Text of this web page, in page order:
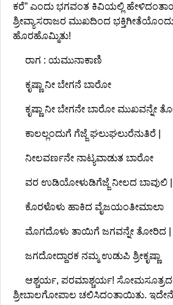
ಕರೆ” ಎಂದು ಭಗವಂತ ಕಿವಿಯಲ್ಲಿ
ಶ್ರೀವ್ಯಾಸರಾಜರ ಮುಖದಿಂದ
ಹೊರಹೊಮ್ಮಿತು!
ರಾಗ : ಯಮುನಾಕಾಣಿ
ಕೃಷ್ಣಾ ನೀ ಬೇಗನೆ ಬಾರೋ
ಕೃಷ್ಣಾ ನೀ ಬೇಗನೇ ಬಾರೋ ಮುಖವನ್ನೇ
ಕಾಲಲ್ಲಂದುಗೆ ಗೆಜ್ಜೆ ಘಲುಘಲುರೆನುತಿರೆ |
ನೀಲವರ್ಣನೇ ನಾಟ್ಯವಾಡುತ ಬಾರೋ
ವರ ಉಡಿಯೋಳುಡಿಗೆಜ್ಜೆ ನೀಲದ ಬಾವುಲಿ |
ಕೊರಳೊಳು ಹಾಕಿದ ವೈಜಯಂತೀಮಾಲಾ
ಮೊಗದೊಳು ತಾಯಿಗೆ ಜಗವನ್ನೇ ತೋರಿದ |
ಜಗದೋದ್ದಾರಕ ನಮ್ಮ ಉಡುಪಿ ಶ್ರೀಕೃಷ್ಣಾ
ಆಶ್ಚರ್ಯ, ಪರಮಾಶ್ಚರ್ಯ!
ಶ್ರೀಬಾಲಗೋಪಾಲ ಚಲಿಸಿದಂತಾಯಿತು.